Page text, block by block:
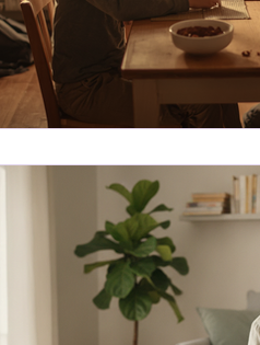
Organização Familiar
Bem-Estar Familiar
Maternidade Real